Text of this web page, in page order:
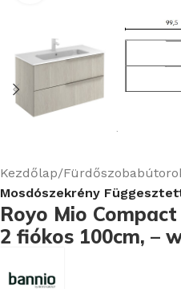
Kezdőlap
Mosdószekrény
Royo Mio
2 fiókos 100cm, –